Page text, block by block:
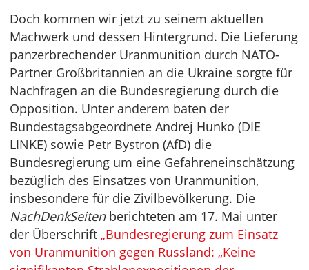
Doch kommen wir jetzt zu seinem aktuellen
Machwerk und dessen Hintergrund. Die Lieferung
panzerbrechender Uranmunition durch NATO-
Partner Großbritannien an die Ukraine sorgte für
Nachfragen an die Bundesregierung durch die
Opposition. Unter anderem baten der
Bundestagsabgeordnete Andrej Hunko (DIE
LINKE) sowie Petr Bystron (AfD) die
Bundesregierung um eine Gefahreneinschätzung
bezüglich des Einsatzes von Uranmunition,
insbesondere für die Zivilbevölkerung. Die
NachDenkSeitenberichteten am 17. Mai unter
der Überschrift „Bundesregierung zum Einsatz
von Uranmunition gegen Russland: „Keine